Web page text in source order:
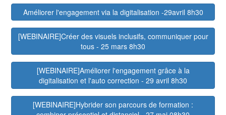
Améliorer l'engagement via la digitalisation -29avril 8h30
[WEBINAIRE]Créer des visuels inclusifs, communiquer pour
tous - 25 mars 8h30
[WEBINAIRE]Améliorer l'engagement grâce à la
digitalisation et l'auto correction - 29 avril 8h30
[WEBINAIRE]Hybrider son parcours de formation :